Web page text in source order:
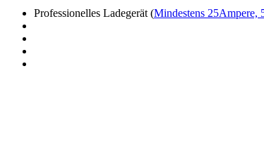
Professionelles Ladegerät (Mindestens 25Ampere,